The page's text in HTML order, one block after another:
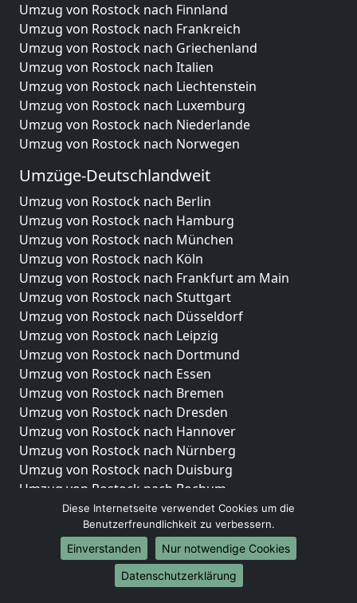
Umzug von Rostock nach Finnland
Umzug von Rostock nach Frankreich
Umzug von Rostock nach Griechenland
Umzug von Rostock nach Italien
Umzug von Rostock nach Liechtenstein
Umzug von Rostock nach Luxemburg
Umzug von Rostock nach Niederlande
Umzug von Rostock nach Norwegen
Umzüge-Deutschlandweit
Umzug von Rostock nach Berlin
Umzug von Rostock nach Hamburg
Umzug von Rostock nach München
Umzug von Rostock nach Köln
Umzug von Rostock nach Frankfurt am Main
Umzug von Rostock nach Stuttgart
Umzug von Rostock nach Düsseldorf
Umzug von Rostock nach Leipzig
Umzug von Rostock nach Dortmund
Umzug von Rostock nach Essen
Umzug von Rostock nach Bremen
Umzug von Rostock nach Dresden
Umzug von Rostock nach Hannover
Umzug von Rostock nach Nürnberg
Umzug von Rostock nach Duisburg
Umzug von Rostock nach Bochum
Umzug von Rostock nach Wuppertal
Umzug von Rostock nach Bielefeld
Umzug von Rostock nach Bonn
Umzug von Rostock nach Münster
Diese Internetseite verwendet Cookies um die
Benutzerfreundlichkeit zu verbessern.
Einverstanden
Nur notwendige Cookies
Datenschutzerklärung